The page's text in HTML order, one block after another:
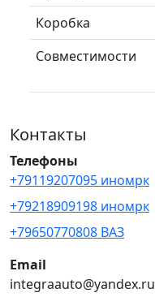
Коробка
Совместимости
Контакты
Телефоны
+79119207095 иномрк
+79218909198 иномрк
+79650770808 ВАЗ
Email
integraauto@yandex.ru